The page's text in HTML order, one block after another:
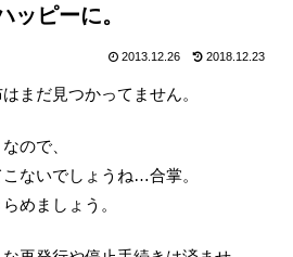
ッピーに。
2013.12.26 2018.12.23
まだ見つかってません。
ので、
ないでしょうね…合掌。
めましょう。